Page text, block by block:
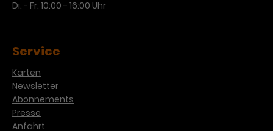
Di. - Fr. 10:00 - 16:00 Uhr
Service
Karten
Newsletter
Abonnements
Presse
Anfahrt